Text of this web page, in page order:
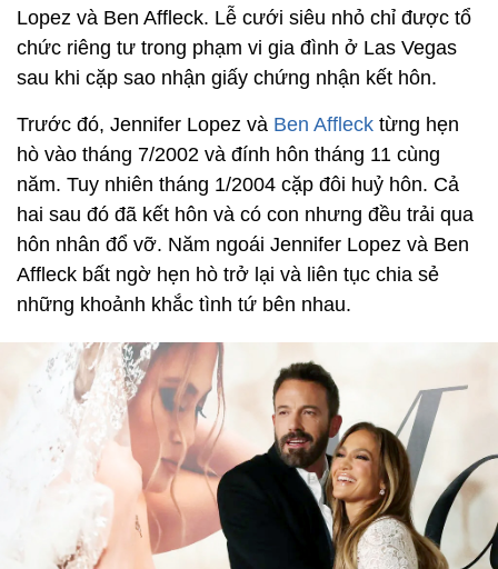
Lopez và Ben Affleck. Lễ cưới siêu nhỏ chỉ được tổ
chức riêng tư trong phạm vi gia đình ở Las Vegas
sau khi cặp sao nhận giấy chứng nhận kết hôn.
Trước đó, Jennifer Lopez và Ben Affleck từng hẹn
hò vào tháng 7/2002 và đính hôn tháng 11 cùng
năm. Tuy nhiên tháng 1/2004 cặp đôi huỷ hôn. Cả
hai sau đó đã kết hôn và có con nhưng đều trải qua
hôn nhân đổ vỡ. Năm ngoái Jennifer Lopez và Ben
Affleck bất ngờ hẹn hò trở lại và liên tục chia sẻ
những khoảnh khắc tình tứ bên nhau.